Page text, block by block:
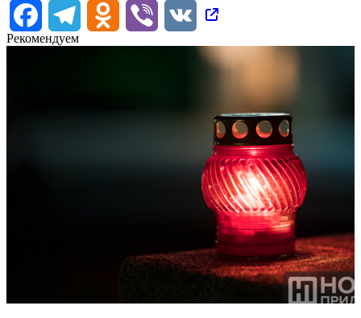
FacebookTelegram Odnoklassniki
Viber
VK
Рекомендуем